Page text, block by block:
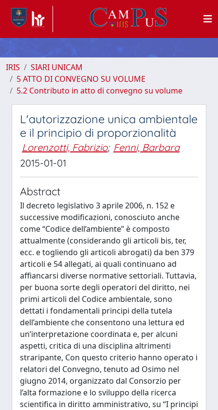
IRIS
SIARI UNICAM
5 ATTO DI CONVEGNO SU VOLUME
5.2 Contributo in atto di convegno su volume
L'autorizzazione unica ambientale
e il principio di proporzionalità
Lorenzotti, Fabrizio; Fenni, Barbara
2015-01-01
Abstract
Il decreto legislativo 3 aprile 2006, n. 152 e
successive modificazioni, conosciuto anche
come “Codice dell’ambiente” è composto
attualmente (considerando gli articoli bis, ter,
ecc. e togliendo gli articoli abrogati) da ben 379
articoli e 54 allegati, ai quali continuano ad
affiancarsi diverse normative settoriali. Tuttavia,
per buona sorte degli operatori del diritto, nei
primi articoli del Codice ambientale, sono
dettati i fondamentali principi della tutela
dell’ambiente che consentono una lettura ed
un’interpretazione coordinata e, per alcuni
aspetti, critica di una disciplina altrimenti
straripante, Con questo criterio hanno operato i
relatori del Convegno, tenuto ad Osimo nel
giugno 2014, organizzato dal Consorzio per
l’alta formazione e lo sviluppo della ricerca
scientifica in diritto amministrativo, su “I principi